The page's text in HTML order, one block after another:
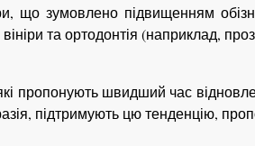
що зумовлено підвищенням
та ортодонтія (наприклад,
пропонують швидший час
підтримують цю тенденцію,